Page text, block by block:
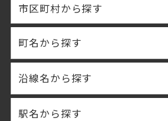
市区町村から探す
町名から探す
沿線名から探す
駅名から探す